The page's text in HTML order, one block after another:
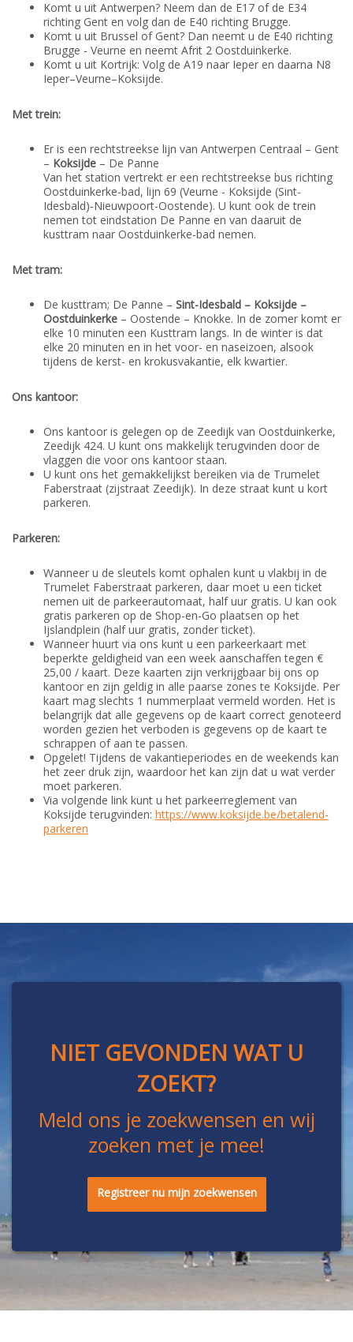
Komt u uit Antwerpen? Neem dan de E17 of de E34
richting Gent en volg dan de E40 richting Brugge.
Komt u uit Brussel of Gent? Dan neemt u de E40 richting
Brugge - Veurne en neemt Afrit 2 Oostduinkerke.
Komt u uit Kortrijk: Volg de A19 naar Ieper en daarna N8
Ieper–Veurne–Koksijde.
Met trein:
Er is een rechtstreekse lijn van Antwerpen Centraal – Gent
– Koksijde – De Panne
Van het station vertrekt er een rechtstreekse bus richting
Oostduinkerke-bad, lijn 69 (Veurne - Koksijde (Sint-
Idesbald)-Nieuwpoort-Oostende). U kunt ook de trein
nemen tot eindstation De Panne en van daaruit de
kusttram naar Oostduinkerke-bad nemen.
Met tram:
De kusttram; De Panne – Sint-Idesbald – Koksijde –
Oostduinkerke – Oostende – Knokke. In de zomer komt er
elke 10 minuten een Kusttram langs. In de winter is dat
elke 20 minuten en in het voor- en naseizoen, alsook
tijdens de kerst- en krokusvakantie, elk kwartier.
Ons kantoor:
Ons kantoor is gelegen op de Zeedijk van Oostduinkerke,
Zeedijk 424. U kunt ons makkelijk terugvinden door de
vlaggen die voor ons kantoor staan.
U kunt ons het gemakkelijkst bereiken via de Trumelet
Faberstraat (zijstraat Zeedijk). In deze straat kunt u kort
parkeren.
Parkeren:
Wanneer u de sleutels komt ophalen kunt u vlakbij in de
Trumelet Faberstraat parkeren, daar moet u een ticket
nemen uit de parkeerautomaat, half uur gratis. U kan ook
gratis parkeren op de Shop-en-Go plaatsen op het
Ijslandplein (half uur gratis, zonder ticket).
Wanneer huurt via ons kunt u een parkeerkaart met
beperkte geldigheid van een week aanschaffen tegen €
25,00 / kaart. Deze kaarten zijn verkrijgbaar bij ons op
kantoor en zijn geldig in alle paarse zones te Koksijde. Per
kaart mag slechts 1 nummerplaat vermeld worden. Het is
belangrijk dat alle gegevens op de kaart correct genoteerd
worden gezien het verboden is gegevens op de kaart te
schrappen of aan te passen.
Opgelet! Tijdens de vakantieperiodes en de weekends kan
het zeer druk zijn, waardoor het kan zijn dat u wat verder
moet parkeren.
Via volgende link kunt u het parkeerreglement van
Koksijde terugvinden: https://www.koksijde.be/betalend-
parkeren
NIET GEVONDEN WAT U
ZOEKT?
Meld ons je zoekwensen en wij
zoeken met je mee!
Registreer nu mijn zoekwensen